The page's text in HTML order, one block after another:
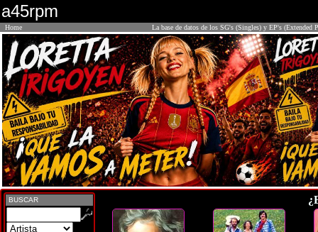
a45rpm
Home La base de datos de los SG's (Singles) y EP's (Extended
BUSCAR